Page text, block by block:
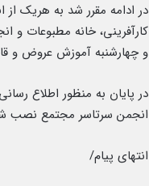
در ادامه مقرر شد به هریک
و چهارشنبه آموزش عروض و
در پایان به منظور اطلاع
انجمن سرتاسر مجتمع نصب
انتهای پیام/